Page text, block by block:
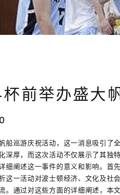
前举办盛大
船巡游庆祝活动，这一消息吸引了
深厚，而这次活动不仅展示了其独
细阐述这一事件的意义和影响。首
这一活动对波士顿经济、文化及社
。通过对这些方面的详细阐述，本